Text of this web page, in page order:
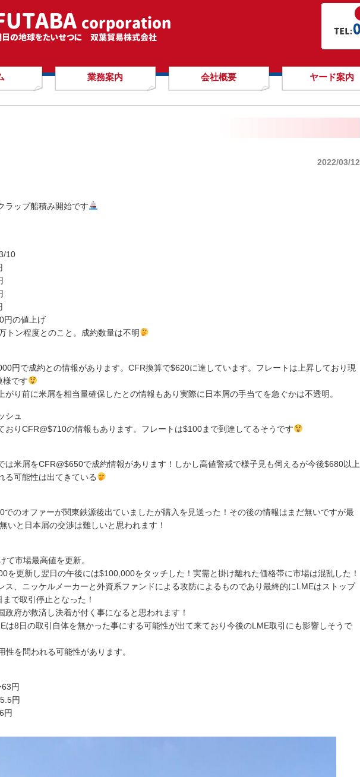
業務案内 会社概要 ヤード案内
2022/03/12
ラップ船積み開始です
10
円の値上げ
トン程度とのこと。成約数量は不明
円で成約との情報があります。CFR換算で$620に達しています。フレートは上昇しており現
様です
がり前に米屑を相当量確保したとの情報もあり実際に日本屑の手当てを急ぐかは不透明。
シュ
おりCFR@$710の情報もあります。フレートは$100まで到達してるそうです
は米屑をCFR@$650で成約情報があります！しかし高値警戒で様子見も伺えるが今後$680以上
る可能性は出てきている
でのオファーが関東鉄源後出ていましたが購入を見送った！その後の情報はまだ無いですが最
いと日本屑の交渉は難しいと思われます！
て市場最高値を更新。
を更新し翌日の午後には$100,000をタッチした！実需と掛け離れた価格帯に市場は混乱した！
ス、ニッケルメーカーと外資系ファンドによる攻防によるものであり最終的にLMEはストップ
で取引停止となった！
政府が救済し決着が付く事になると思われます！
は8日の取引自体を無かった事にする可能性が出て来ており今後のLME取引にも影響しそうで
性を問われる可能性があります。
円
円
円